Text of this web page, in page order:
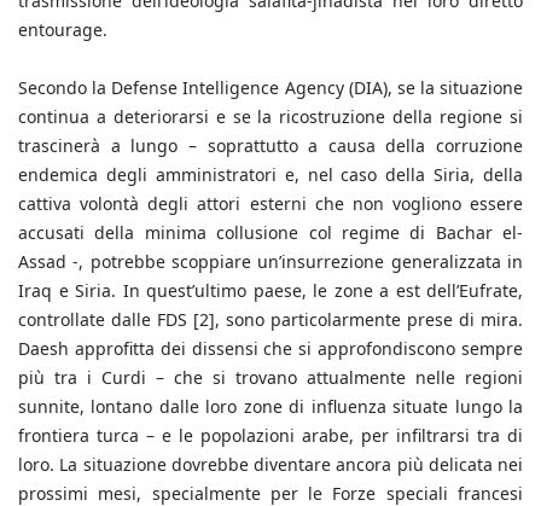
entourage.
Secondo la Defense Intelligence Agency (DIA), se la situazione
continua a deteriorarsi e se la ricostruzione della regione si
trascinerà a lungo – soprattutto a causa della corruzione
endemica degli amministratori e, nel caso della Siria, della
cattiva volontà degli attori esterni che non vogliono essere
accusati della minima collusione col regime di Bachar el-
Assad -, potrebbe scoppiare un’insurrezione generalizzata in
Iraq e Siria. In quest’ultimo paese, le zone a est dell’Eufrate,
controllate dalle FDS [2], sono particolarmente prese di mira.
Daesh approfitta dei dissensi che si approfondiscono sempre
più tra i Curdi – che si trovano attualmente nelle regioni
sunnite, lontano dalle loro zone di influenza situate lungo la
frontiera turca – e le popolazioni arabe, per infiltrarsi tra di
loro. La situazione dovrebbe diventare ancora più delicata nei
prossimi mesi, specialmente per le Forze speciali francesi